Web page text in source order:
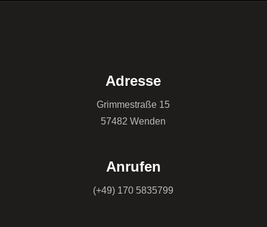
Adresse
Grimmestraße 15
57482 Wenden
Anrufen
(+49) 170 5835799